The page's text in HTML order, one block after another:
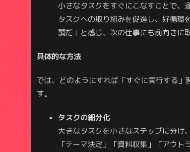
小さなタスクをすぐにこなすことで、
タスクへの取り組みを促進し、好循環
調だ」と感じ、次の仕事にも前向きに
具体的な方法
では、どのようにすれば「すぐに実行する
す。
タスクの細分化
大きなタスクを小さなステップに分け
「テーマ決定」「資料収集」「アウ